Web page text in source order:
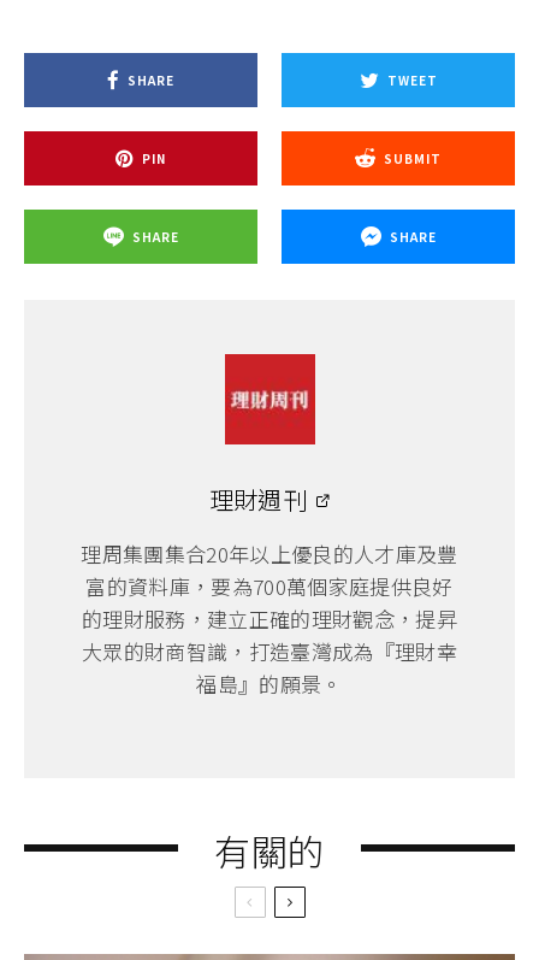
SHARE TWEET
PIN SUBMIT
SHARE SHARE
理財週刊
理周集團集合20年以上優良的人才庫及豐
富的資料庫，要為700萬個家庭提供良好
的理財服務，建立正確的理財觀念，提昇
大眾的財商智識，打造臺灣成為『理財幸
福島』的願景。
有關的